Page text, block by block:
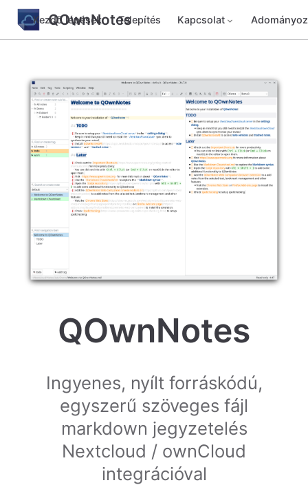
QOwnNotes
Kezdő lépések Telepítés Kapcsolat
QOwnNotes
Ingyenes, nyílt forráskódú,
egyszerű szöveges fájl
markdown jegyzetelés
Nextcloud / ownCloud
integrációval